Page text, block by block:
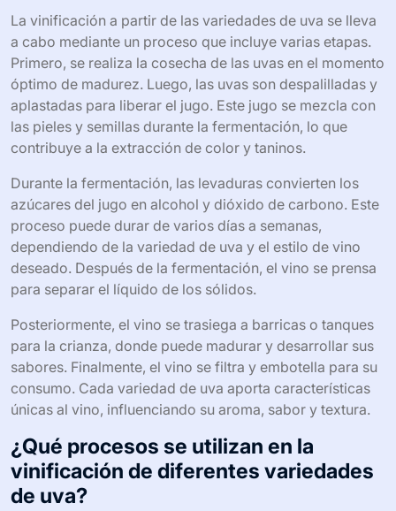
¿Cómo se lleva a cabo la
vinificación a partir de las
variedades de uva?
La vinificación a partir de las variedades de uva se lleva
a cabo mediante un proceso que incluye varias etapas.
Primero, se realiza la cosecha de las uvas en el momento
óptimo de madurez. Luego, las uvas son despalilladas y
aplastadas para liberar el jugo. Este jugo se mezcla con
las pieles y semillas durante la fermentación, lo que
contribuye a la extracción de color y taninos.
Durante la fermentación, las levaduras convierten los
azúcares del jugo en alcohol y dióxido de carbono. Este
proceso puede durar de varios días a semanas,
dependiendo de la variedad de uva y el estilo de vino
deseado. Después de la fermentación, el vino se prensa
para separar el líquido de los sólidos.
Posteriormente, el vino se trasiega a barricas o tanques